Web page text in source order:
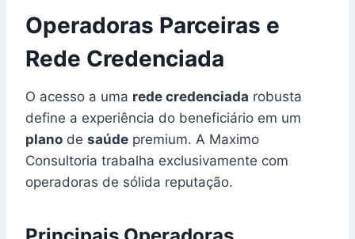
Operadoras Parceiras e
Rede Credenciada
O acesso a uma rede credenciada robusta
define a experiência do beneficiário em um
plano de saúde premium. A Maximo
Consultoria trabalha exclusivamente com
operadoras de sólida reputação.